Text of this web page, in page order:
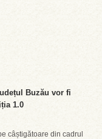
Buzău vor fi
1.0
câștigătoare din cadrul